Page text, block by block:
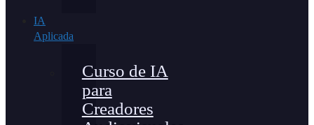
IA
Aplicada
Curso de IA
para
Creadores